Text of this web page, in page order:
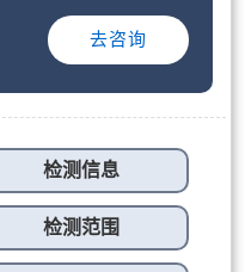
去咨询
检测信息
检测范围